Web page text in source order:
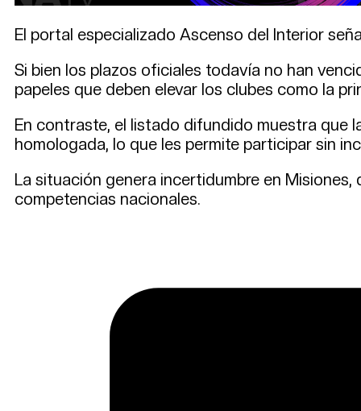
El portal especializado Ascenso del Interior
Si bien los plazos oficiales todavía no han
papeles que deben elevar los clubes como la
En contraste, el listado difundido muestra que
homologada, lo que les permite participar sin
La situación genera incertidumbre en
competencias nacionales.